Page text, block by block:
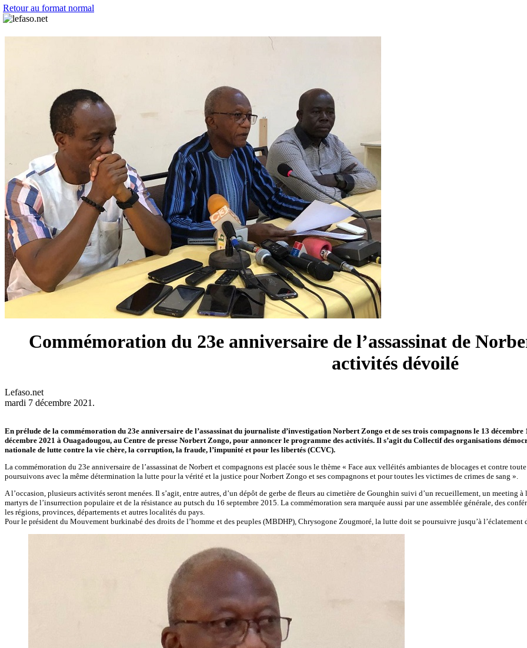
Retour au format normal
Commémoration du 23e anniversaire de l’assassinat de
activités dévoilé
Lefaso.net
mardi 7 décembre 2021.
En prélude de la commémoration du 23e anniversaire de l’assassinat du journaliste d’investigation Norbert Zongo et de ses trois compagnons le 13
décembre 2021 à Ouagadougou, au Centre de presse Norbert Zongo, pour annoncer le programme des activités. Il s’agit du Collectif des organisations
nationale de lutte contre la vie chère, la corruption, la fraude, l’impunité et pour les libertés (CCVC).
La commémoration du 23e anniversaire de l’assassinat de Norbert et compagnons est placée sous le thème « Face aux velléités ambiantes de blocages et contre
poursuivons avec la même détermination la lutte pour la vérité et la justice pour Norbert Zongo et ses compagnons et pour toutes les victimes de crimes de sang ».
A l’occasion, plusieurs activités seront menées. Il s’agit, entre autres, d’un dépôt de gerbe de fleurs au cimetière de Gounghin suivi d’un recueillement, un meeting
martyrs de l’insurrection populaire et de la résistance au putsch du 16 septembre 2015. La commémoration sera marquée aussi par une assemblée générale, des
les régions, provinces, départements et autres localités du pays.
Pour le président du Mouvement burkinabé des droits de l’homme et des peuples (MBDHP), Chrysogone Zougmoré, la lutte doit se poursuivre jusqu’à l’éclatement